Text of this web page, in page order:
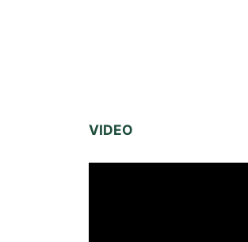
VIDEO